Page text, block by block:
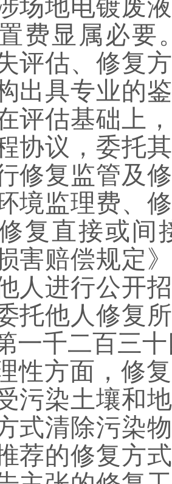
场地电镀废
费显属必要
评估、修复
出具专业的
评估基础上
协议，委托
修复监管及
境监理费、
复直接或间
害赔偿规定
人进行公开
托他人修复
一千二百三
性方面，修
污染土壤和
式清除污染
荐的修复方